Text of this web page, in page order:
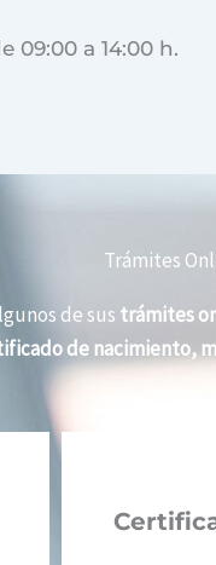
09:00 a 14:00 h.
Trámites
de sus trámites
de nacimiento,